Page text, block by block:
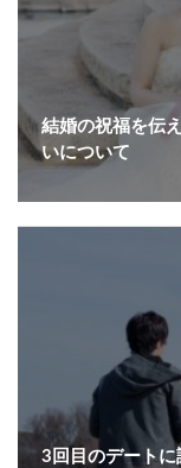
結婚の祝福を伝
いについて
3回目のデート